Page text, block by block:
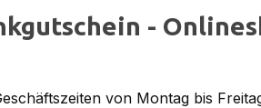
-
von Montag bis